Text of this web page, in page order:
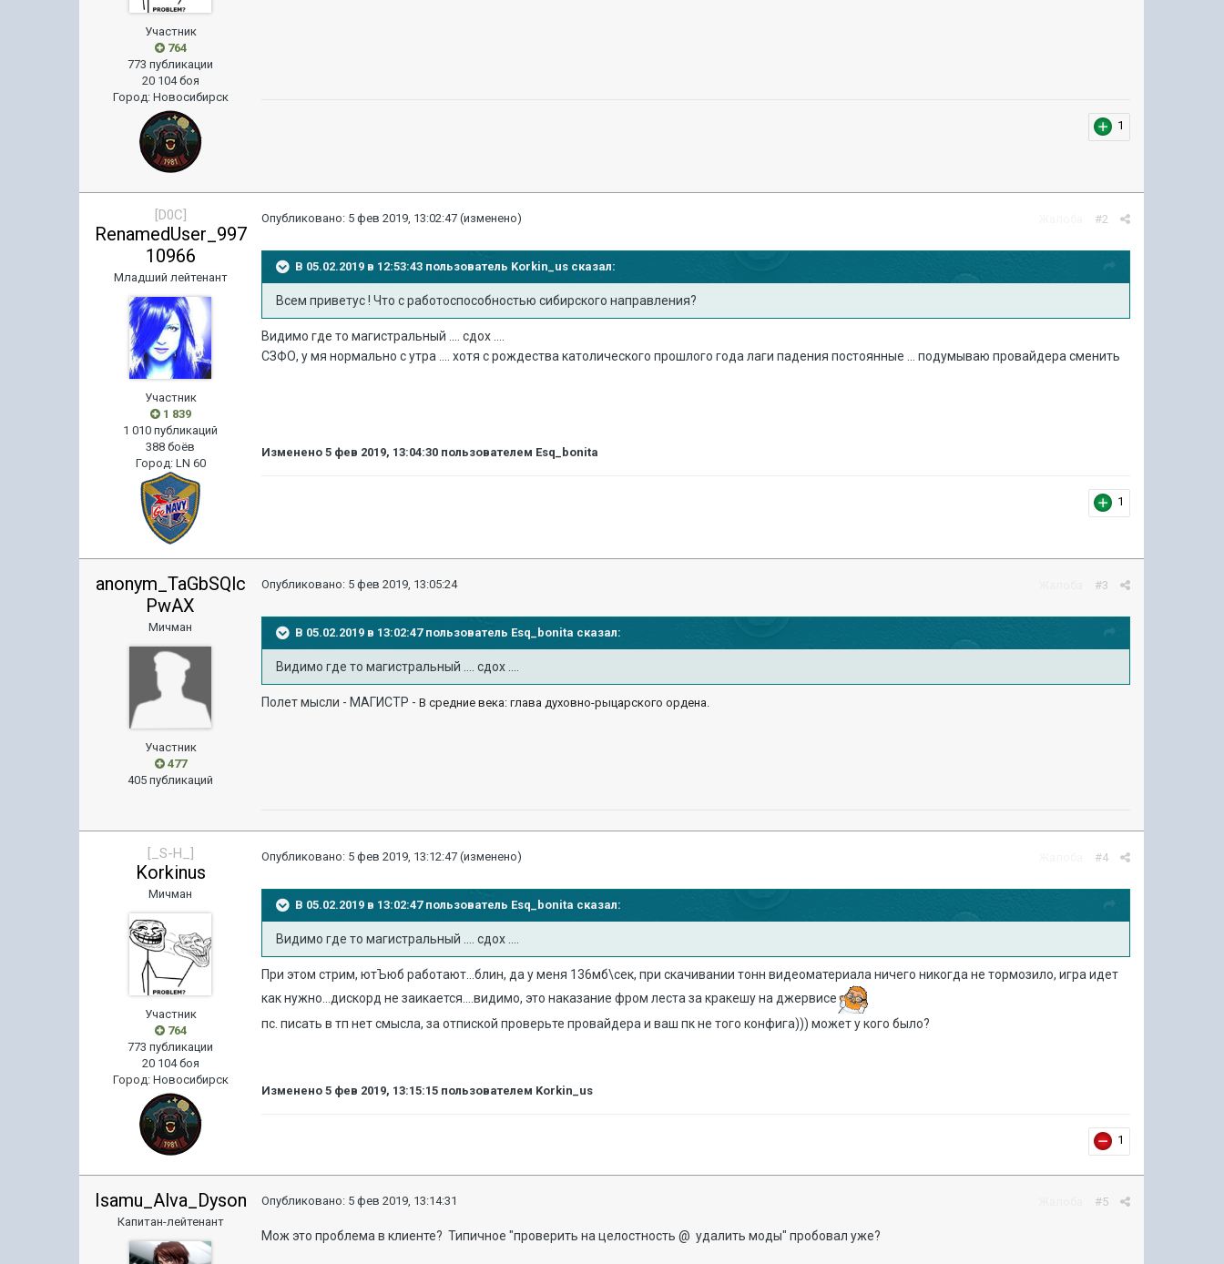
Участник
764
773 публикации
20 104 боя
Город: Новосибирск
1
[D0C]
RenamedUser_997
10966
Младший лейтенант
Участник
1 839
1 010 публикаций
388 боёв
Город: LN 60
#2
Опубликовано: 5 фев 2019, 13:02:47 (изменено)
В 05.02.2019 в 12:53:43 пользователь Korkin_us сказал:
Всем приветус ! Что с работоспособностью сибирского направления?
Видимо где то магистральный .... сдох ....
СЗФО, у мя нормально с утра .... хотя с рождества католического прошлого года лаги падения постоянные ... подумываю провайдера сменить
Изменено5 фев 2019, 13:04:30 пользователем Esq_bonita
1
anonym_TaGbSQlc
PwAX
Мичман
Участник
477
405 публикаций
#3
Опубликовано: 5 фев 2019, 13:05:24
В 05.02.2019 в 13:02:47 пользователь Esq_bonita сказал:
Видимо где то магистральный .... сдох ....
Полет мысли - МАГИСТР -В средние века: глава духовно-рыцарского ордена.
[_S-H_]
Korkinus
Мичман
Участник
764
773 публикации
20 104 боя
Город: Новосибирск
#4
Опубликовано: 5 фев 2019, 13:12:47 (изменено)
В 05.02.2019 в 13:02:47 пользователь Esq_bonita сказал:
Видимо где то магистральный .... сдох ....
При этом стрим, ютЪюб работают...блин, да у меня 136мб\сек, при скачивании тонн видеоматериала ничего никогда не тормозило, игра идет
как нужно...дискорд не заикается....видимо, это наказание фром леста за кракешу на джервисе
пс. писать в тп нет смысла, за отпиской проверьте провайдера и ваш пк не того конфига))) может у кого было?
Изменено5 фев 2019, 13:15:15 пользователем Korkin_us
1
Isamu_Alva_Dyson
Капитан-лейтенант
#5
Опубликовано: 5 фев 2019, 13:14:31
Мож это проблема в клиенте? Типичное "проверить на целостность @ удалить моды" пробовал уже?